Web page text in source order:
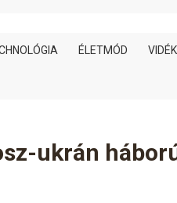
ÉLETMÓD VIDÉK
ukrán